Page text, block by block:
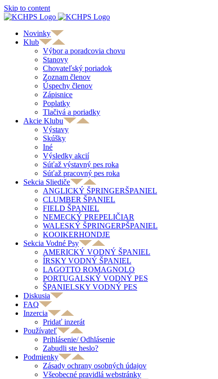
Skip to content
Novinky
Klub
Výbor a poradcovia chovu
Stanovy
Chovateľský poriadok
Zoznam členov
Úspechy členov
Zápisnice
Poplatky
Tlačivá a poriadky
Akcie Klubu
Výstavy
Skúšky
Iné
Výsledky akcií
Súťaž výstavný pes roka
Súťaž pracovný pes roka
Sekcia Sliediče
ANGLICKÝ ŠPRINGERŠPANIEL
CLUMBER ŠPANIEL
FIELD ŠPANIEL
NEMECKÝ PREPELIČIAR
WALESKÝ ŠPRINGERPŠPANIEL
KOOIKERHONDJE
Sekcia Vodné Psy
AMERICKÝ VODNÝ ŠPANIEL
ÍRSKY VODNÝ ŠPANIEL
LAGOTTO ROMAGNOLO
PORTUGALSKÝ VODNÝ PES
ŠPANIELSKY VODNÝ PES
Diskusia
FAQ
Inzercia
Pridať inzerát
Používateľ
Prihlásenie/ Odhlásenie
Zabudli ste heslo?
Podmienky
Zásady ochrany osobných údajov
Všeobecné pravidlá webstránky